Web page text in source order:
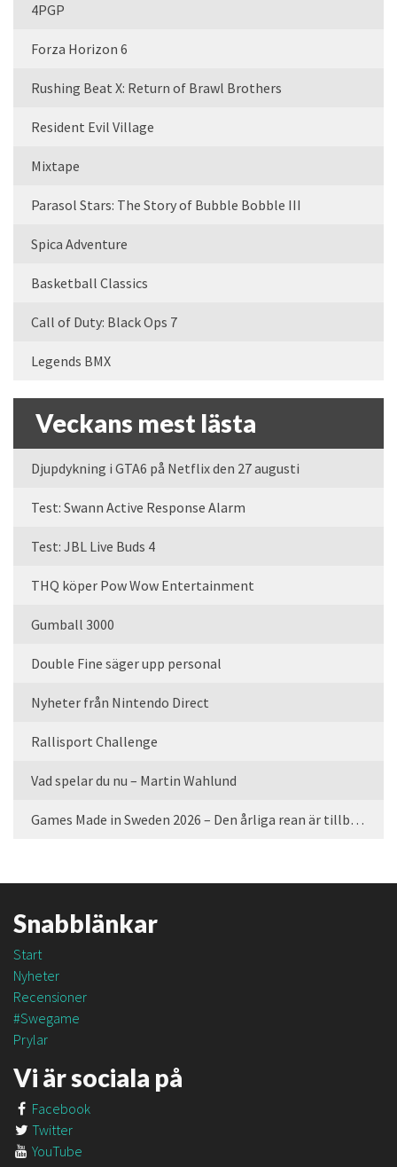
4PGP
Forza Horizon 6
Rushing Beat X: Return of Brawl Brothers
Resident Evil Village
Mixtape
Parasol Stars: The Story of Bubble Bobble III
Spica Adventure
Basketball Classics
Call of Duty: Black Ops 7
Legends BMX
Veckans mest lästa
Djupdykning i GTA6 på Netflix den 27 augusti
Test: Swann Active Response Alarm
Test: JBL Live Buds 4
THQ köper Pow Wow Entertainment
Gumball 3000
Double Fine säger upp personal
Nyheter från Nintendo Direct
Rallisport Challenge
Vad spelar du nu – Martin Wahlund
Games Made in Sweden 2026 – Den årliga rean är tillbaka
Snabblänkar
Start
Nyheter
Recensioner
#Swegame
Prylar
Vi är sociala på
Facebook
Twitter
YouTube